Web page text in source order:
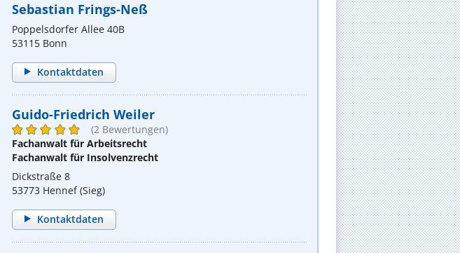
Sebastian Frings-Neß
Poppelsdorfer Allee 40B
53115 Bonn
Kontaktdaten
Guido-Friedrich Weiler
(2 Bewertungen)
Fachanwalt für Arbeitsrecht
Fachanwalt für Insolvenzrecht
Dickstraße 8
53773 Hennef (Sieg)
Kontaktdaten